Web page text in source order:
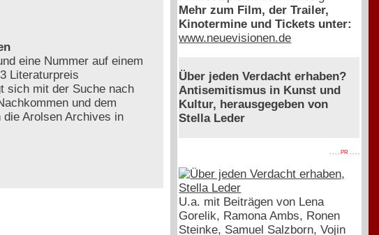
eine Nummer auf einem
Literaturpreis
sich mit der Suche nach
und dem
Arolsen Archives in
Mehr zum Film, der Trailer,
Kinotermine und Tickets unter:
www.neuevisionen.de
Über jeden Verdacht erhaben?
Antisemitismus in Kunst und
Kultur, herausgegeben von
Stella Leder
. . . . PR . . . .
U.a. mit Beiträgen von Lena
Gorelik, Ramona Ambs, Ronen
Steinke, Samuel Salzborn, Vojin